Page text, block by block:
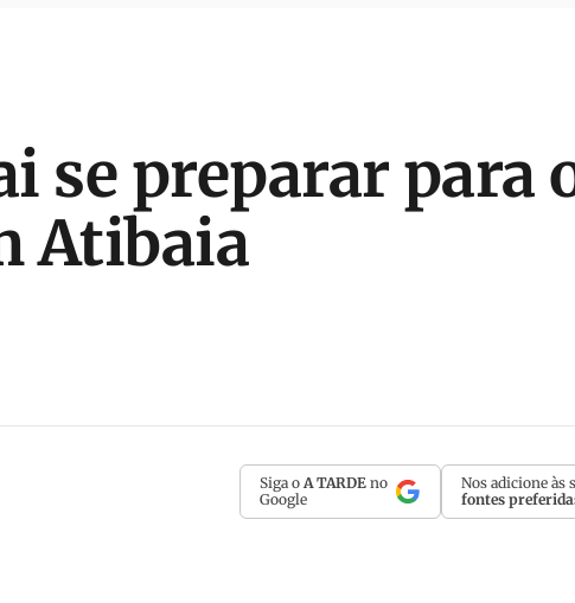
se preparar para
Atibaia
Siga o A TARDE no
Google
Nos adicione às
fontes